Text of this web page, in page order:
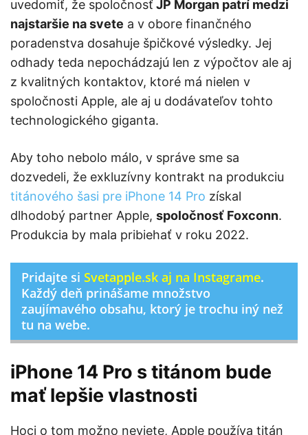
uvedomiť, že spoločnosť JP Morgan patrí medzi
najstaršie na svete a v obore finančného
poradenstva dosahuje špičkové výsledky. Jej
odhady teda nepochádzajú len z výpočtov ale aj
z kvalitných kontaktov, ktoré má nielen v
spoločnosti Apple, ale aj u dodávateľov tohto
technologického giganta.
Aby toho nebolo málo, v správe sme sa
dozvedeli, že exkluzívny kontrakt na produkciu
titánového šasi pre iPhone 14 Pro získal
dlhodobý partner Apple, spoločnosť Foxconn.
Produkcia by mala pribiehať v roku 2022.
Pridajte si Svetapple.sk aj na Instagrame.
Každý deň prinášame množstvo
zaujímavého obsahu, ktorý je trochu iný než
tu na webe.
iPhone 14 Pro s titánom bude
mať lepšie vlastnosti
Hoci o tom možno neviete, Apple používa titán